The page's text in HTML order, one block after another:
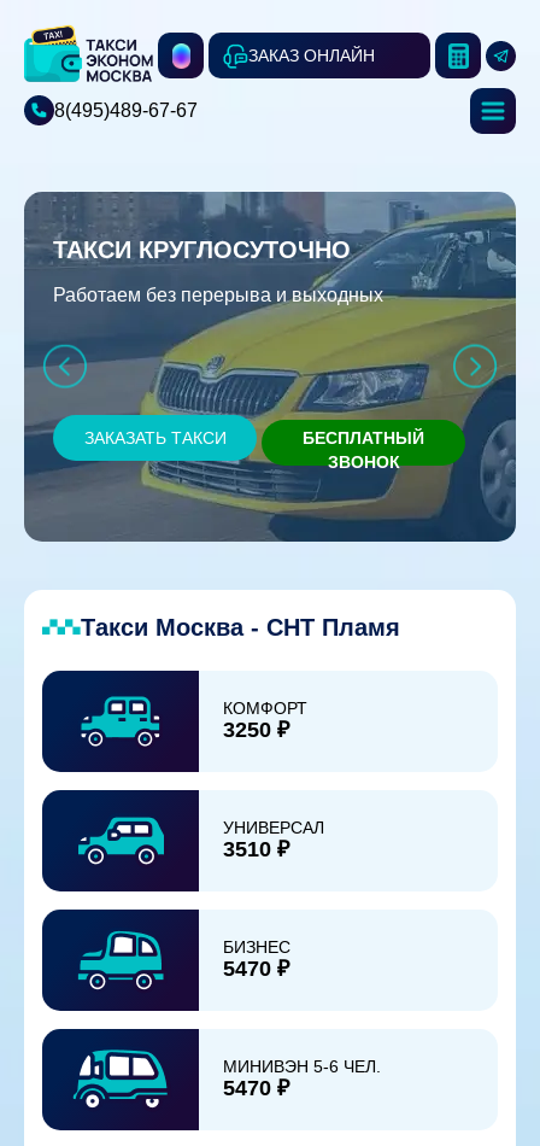
ЗАКАЗ ОНЛАЙН
8(495)489-67-67
ТАКСИ КРУГЛОСУТОЧНО
Работаем без перерыва и выходных
ЗАКАЗАТЬ ТАКСИ
БЕСПЛАТНЫЙ
ЗВОНОК
Такси Москва - СНТ Пламя
КОМФОРТ
3250 ₽
УНИВЕРСАЛ
3510 ₽
БИЗНЕС
5470 ₽
МИНИВЭН 5-6 ЧЕЛ.
5470 ₽